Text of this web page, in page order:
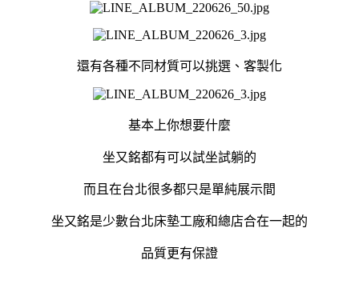
還有各種不同材質可以挑選、客製化
基本上你想要什麼
坐又銘都有可以試坐試躺的
而且在台北很多都只是單純展示間
坐又銘是少數台北床墊工廠和總店合在一起的
品質更有保證